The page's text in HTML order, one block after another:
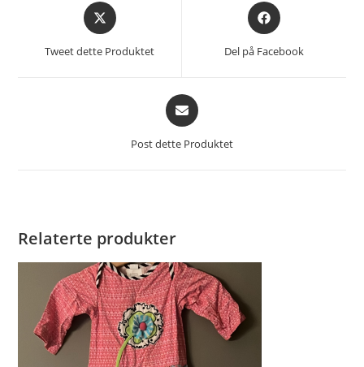
Åpnes
i
nytt
Tweet dette Produktet
Åpnes
i
et
nytt
Del på Facebook
Åpnes
i
nytt
Post dette Produktet
Relaterte produkter